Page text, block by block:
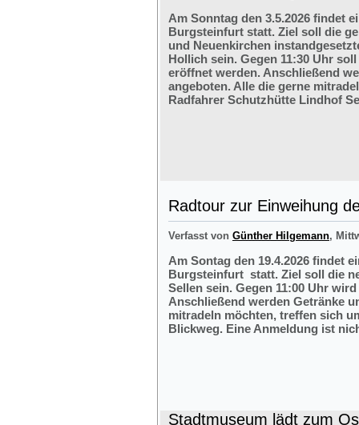
Am Sonntag den 3.5.2026 findet
Burgsteinfurt statt. Ziel soll die
und Neuenkirchen
Hollich sein. Gegen 11:30 Uhr
eröffnet werden. Anschließend
angeboten. Alle die gerne
Radfahrer Schutzhütte Lindhof
Radtour zur Einweihung
Verfasst von Günther Hilgemann,
Am Sontag den 19.4.2026 findet
Burgsteinfurt statt. Ziel soll die
Sellen sein. Gegen 11:00 Uhr
Anschließend werden Getränke
mitradeln möchten, treffen sich
Blickweg. Eine Anmeldung ist
Stadtmuseum lädt zum